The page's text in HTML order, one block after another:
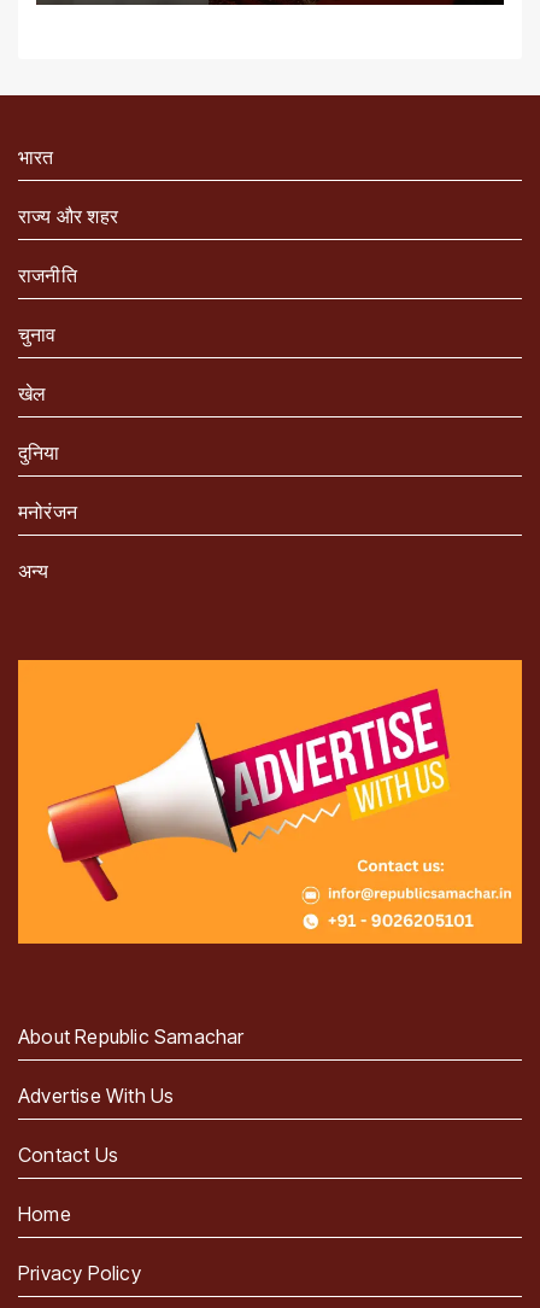
भारत
राज्य और शहर
राजनीति
चुनाव
खेल
दुनिया
मनोरंजन
अन्य
About Republic Samachar
Advertise With Us
Contact Us
Home
Privacy Policy